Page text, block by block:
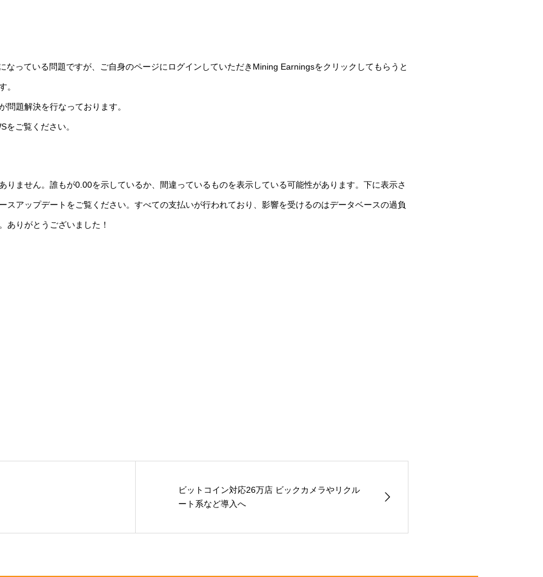
なっている問題ですが、ご自身のページにログインしていただきMining Earningsをクリックしてもらうと
。
問題解決を行なっております。
をご覧ください。
りません。誰もが0.00を示しているか、間違っているものを表示している可能性があります。下に表示さ
スアップデートをご覧ください。すべての支払いが行われており、影響を受けるのはデータベースの過負
ありがとうございました！
ビットコイン対応26万店 ビックカメラやリクル
ート系など導入へ